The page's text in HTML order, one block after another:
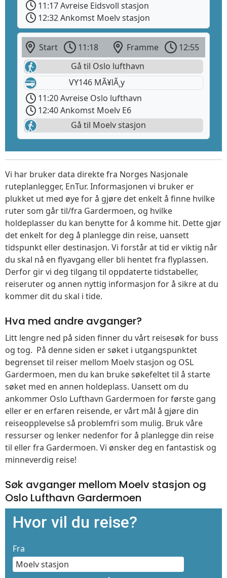
11:17 Avreise Eidsvoll stasjon
12:32 Ankomst Moelv stasjon
Start 11:18 Framme
12:55
Gå til Oslo lufthavn
VY146 MÃ¥lÃ¸y
11:20 Avreise Oslo lufthavn
12:40 Ankomst Moelv E6
Gå til Moelv stasjon
Vi har bruker data direkte fra Norges Nasjonale
ruteplanlegger, EnTur. Informasjonen vi bruker er
plukket ut med øye for å gjøre det enkelt å finne hvilke
ruter som går til/fra Gardermoen, og hvilke
holdeplasser du kan benytte for å komme hit. Dette gjør
det enkelt for deg å planlegge din reise, uansett
tidspunkt eller destinasjon. Vi forstår at tid er viktig når
du skal nå en flyavgang eller bli hentet fra flyplassen.
Derfor gir vi deg tilgang til oppdaterte tidstabeller,
reiseruter og annen nyttig informasjon for å sikre at du
kommer dit du skal i tide.
Hva med andre avganger?
Litt lengre ned på siden finner du vårt reisesøk for buss
og tog. På denne siden er søket i utgangspunktet
begrenset til reiser mellom Moelv stasjon og OSL
Gardermoen, men du kan bruke søkefeltet til å starte
søket med en annen holdeplass. Uansett om du
ankommer Oslo Lufthavn Gardermoen for første gang
eller er en erfaren reisende, er vårt mål å gjøre din
reiseopplevelse så problemfri som mulig. Bruk våre
ressurser og lenker nedenfor for å planlegge din reise
til eller fra Gardermoen. Vi ønsker deg en fantastisk og
minneverdig reise!
Søk avganger mellom Moelv stasjon og
Oslo Lufthavn Gardermoen
Hvor vil du reise?
Fra